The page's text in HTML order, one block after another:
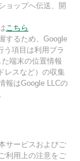
ョップへ伝送、開
こちら
するため、Google
う項目は利用ブラ
端末の位置情報
レスなど）の収集
報はGoogle LLCの
サービスおよびご
利用上の注意をご